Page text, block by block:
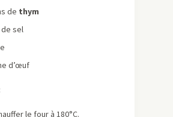
de thym
sel
d’œuf
le four à 180°C.